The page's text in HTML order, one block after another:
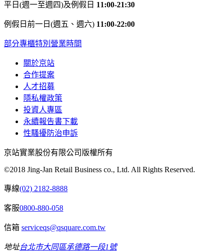
平日(週一至週四)及例假日 11:00-21:30
例假日前一日(週五、週六) 11:00-22:00
部分專櫃特別營業時間
關於京站
合作提案
人才招募
隱私權政策
投資人專區
永續報告書下載
性騷擾防治申訴
京站實業股份有限公司版權所有
©2018 Jing-Jan Retail Business co., Ltd. All Rights Reserved.
專線(02) 2182-8888
客服0800-880-058
信箱 serviceqs@qsquare.com.tw
地址台北市大同區承德路一段1號